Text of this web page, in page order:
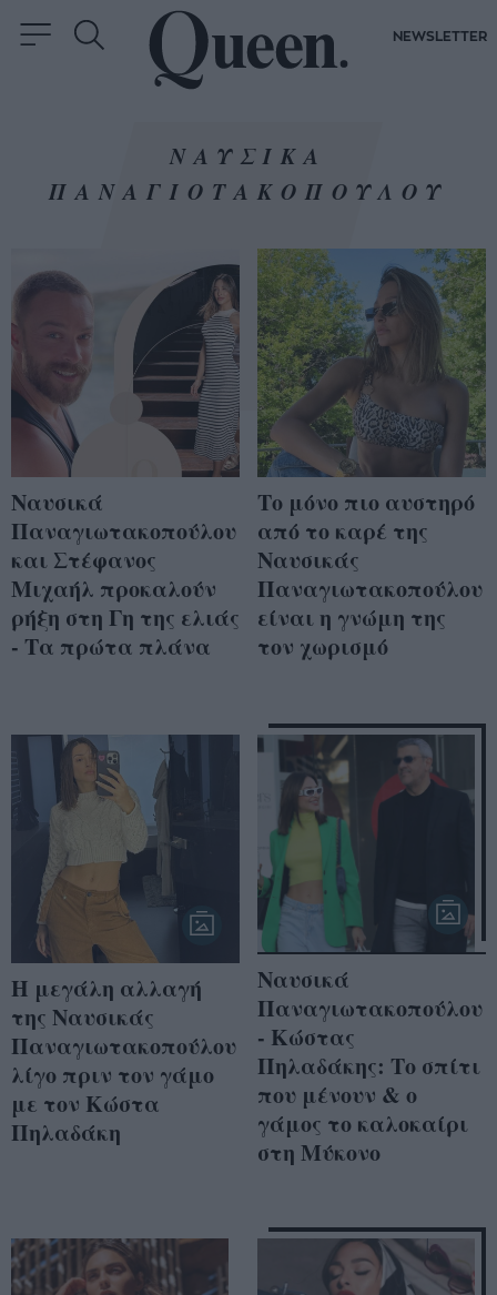
NEWSLETTER
ΝΑΥΣΙΚΑ
ΠΑΝΑΓΙΟΤΑΚΟΠΟΥΛΟΥ
Ναυσικά
Παναγιωτακοπούλου
και Στέφανος
Μιχαήλ προκαλούν
ρήξη στη Γη της ελιάς
- Τα πρώτα πλάνα
Το μόνο πιο αυστηρό
από το καρέ της
Ναυσικάς
Παναγιωτακοπούλου
είναι η γνώμη της
τον χωρισμό
Η μεγάλη αλλαγή
της Ναυσικάς
Παναγιωτακοπούλου
λίγο πριν τον γάμο
με τον Κώστα
Πηλαδάκη
Ναυσικά
Παναγιωτακοπούλου
- Κώστας
Πηλαδάκης: Το σπίτι
που μένουν & ο
γάμος το καλοκαίρι
στη Μύκονο